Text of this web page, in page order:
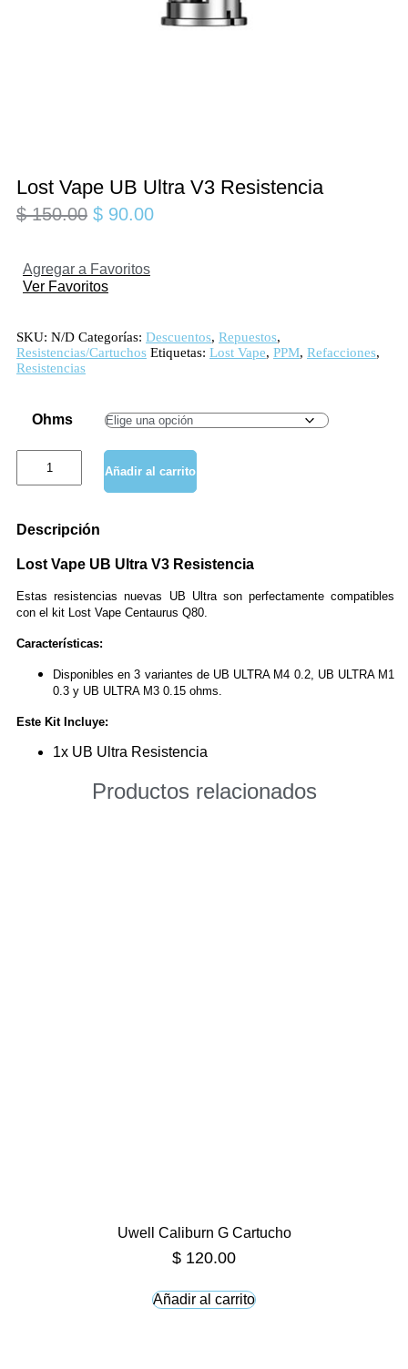
Lost Vape UB Ultra V3 Resistencia
$150.00 $ 90.00
Agregar a Favoritos
Ver Favoritos
SKU: N/D Categorías: Descuentos, Repuestos,
Resistencias/Cartuchos Etiquetas: Lost Vape, PPM, Refacciones,
Resistencias
Ohms
UB
V3
Resistencia
cantidad
Añadir al carrito
Descripción
Lost Vape UB Ultra V3 Resistencia
Estas resistencias nuevas UB Ultra son perfectamente compatibles
con el kit Lost Vape Centaurus Q80.
Características:
Disponibles en 3 variantes de UB ULTRA M4 0.2, UB ULTRA M1
0.3 y UB ULTRA M3 0.15 ohms.
Este Kit Incluye:
1x UB Ultra Resistencia
Productos relacionados
Uwell Caliburn G Cartucho
$ 120.00
Añadir al carrito